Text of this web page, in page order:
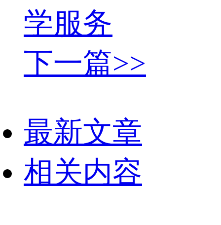
学服务
下一篇>>
最新文章
相关内容